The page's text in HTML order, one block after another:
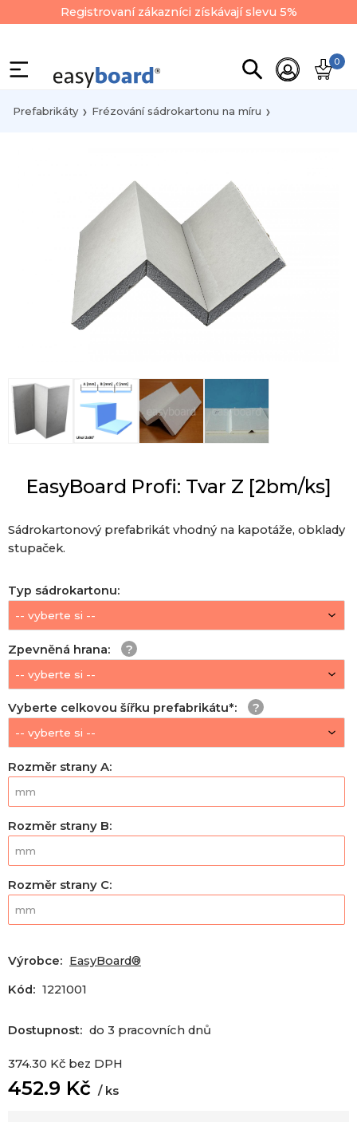
Registrovaní zákazníci získávají slevu 5%
0
Prefabrikáty Frézování sádrokartonu na míru
EasyBoard Profi: Tvar Z [2bm/ks]
Sádrokartonový prefabrikát vhodný na kapotáže, obklady
stupaček.
Typ sádrokartonu:
Zpevněná hrana:
Vyberte celkovou šířku prefabrikátu*:
Rozměr strany A:
Rozměr strany B:
Rozměr strany C:
Výrobce: EasyBoard®
Kód: 1221001
Dostupnost: do 3 pracovních dnů
374.30 Kč bez DPH
452.9 Kč ks